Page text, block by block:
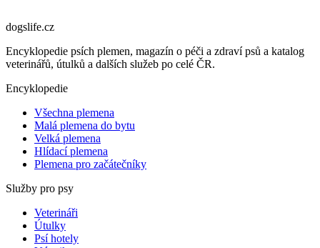
dogslife.cz
Encyklopedie psích plemen, magazín o péči a zdraví psů a katalog
veterinářů, útulků a dalších služeb po celé ČR.
Encyklopedie
Všechna plemena
Malá plemena do bytu
Velká plemena
Hlídací plemena
Plemena pro začátečníky
Služby pro psy
Veterináři
Útulky
Psí hotely